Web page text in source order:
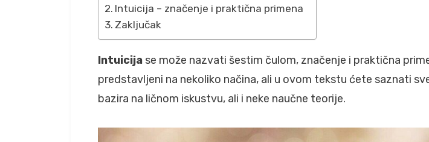
Intuicija – značenje i praktična primena
Zaključak
Intuicija se može nazvati šestim čulom, značenje i praktična
predstavljeni na nekoliko načina, ali u ovom tekstu ćete saznati
bazira na ličnom iskustvu, ali i neke naučne teorije.